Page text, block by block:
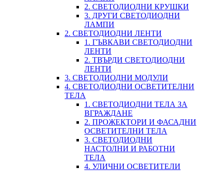
2. СВЕТОДИОДНИ КРУШКИ
3. ДРУГИ СВЕТОДИОДНИ
ЛАМПИ
2. СВЕТОДИОДНИ ЛЕНТИ
1. ГЪВКАВИ СВЕТОДИОДНИ
ЛЕНТИ
2. ТВЪРДИ СВЕТОДИОДНИ
ЛЕНТИ
3. СВЕТОДИОДНИ МОДУЛИ
4. СВЕТОДИОДНИ ОСВЕТИТЕЛНИ
ТЕЛА
1. СВЕТОДИОДНИ ТЕЛА ЗА
ВГРАЖДАНЕ
2. ПРОЖЕКТОРИ И ФАСАДНИ
ОСВЕТИТЕЛНИ ТЕЛА
3. СВЕТОДИОДНИ
НАСТОЛНИ И РАБОТНИ
ТЕЛА
4. УЛИЧНИ ОСВЕТИТЕЛИ